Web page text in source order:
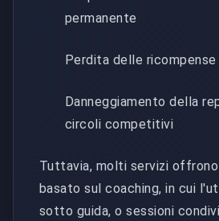
permanente
Perdita delle
Danneggiamento della
circoli competitivi
Tuttavia, molti servizi
basato sul coaching, in cui
sotto guida, o sessioni